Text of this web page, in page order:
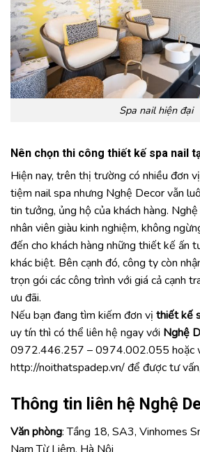
Spa nail hiện đại
Nên chọn thi công thiết kế spa nail
Hiện nay, trên thị trường có nhiều đơn
tiệm nail spa nhưng Nghệ Decor vẫn
tin tưởng, ủng hộ của khách hàng.
nhân viên giàu kinh nghiệm, không
đến cho khách hàng những thiết kế ấn
khác biệt. Bên cạnh đó, công ty còn
trọn gói các công trình với giá cả cạnh
ưu đãi.
Nếu bạn đang tìm kiếm đơn vị thiết kế
uy tín thì có thể liên hệ ngay với Nghệ
0972.446.257 – 0974.002.055 hoặc
http://noithatspadep.vn/để được tư
Thông tin liên hệ Nghệ
Văn phòng: Tầng 18, SA3, Vinhomes